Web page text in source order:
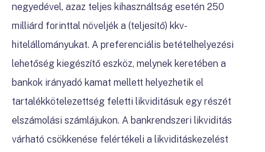
negyedével, azaz teljes kihasználtság esetén 250
milliárd forinttal növeljék a (teljesítő) kkv-
hitelállományukat. A preferenciális betételhelyezési
lehetőség kiegészítő eszköz, melynek keretében a
bankok irányadó kamat mellett helyezhetik el
tartalékkötelezettség feletti likviditásuk egy részét
elszámolási számlájukon. A bankrendszeri likviditás
várható csökkenése felértékeli a likviditáskezelést